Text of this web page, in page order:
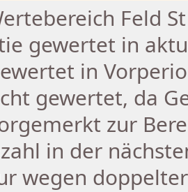
Feld
gewertet in
in
gewertet, da
zur
in der
wegen